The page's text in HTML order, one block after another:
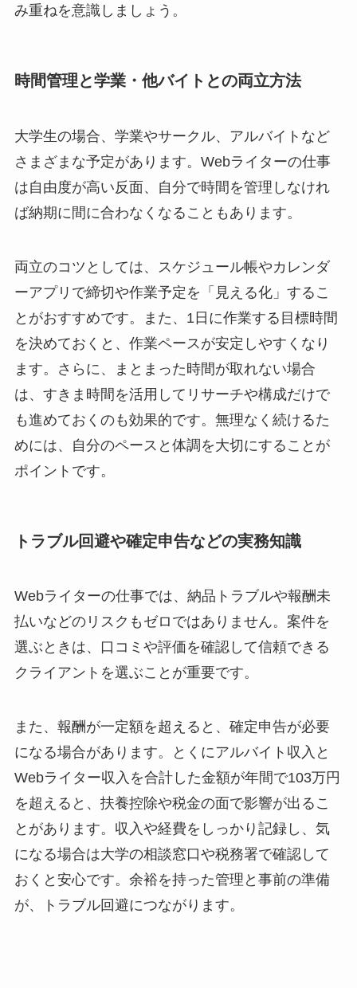
み重ねを意識しましょう。
時間管理と学業・他バイトとの両立方法
大学生の場合、学業やサークル、アルバイトなど
さまざまな予定があります。Webライターの仕事
は自由度が高い反面、自分で時間を管理しなけれ
ば納期に間に合わなくなることもあります。
両立のコツとしては、スケジュール帳やカレンダ
ーアプリで締切や作業予定を「見える化」するこ
とがおすすめです。また、1日に作業する目標時間
を決めておくと、作業ペースが安定しやすくなり
ます。さらに、まとまった時間が取れない場合
は、すきま時間を活用してリサーチや構成だけで
も進めておくのも効果的です。無理なく続けるた
めには、自分のペースと体調を大切にすることが
ポイントです。
トラブル回避や確定申告などの実務知識
Webライターの仕事では、納品トラブルや報酬未
払いなどのリスクもゼロではありません。案件を
選ぶときは、口コミや評価を確認して信頼できる
クライアントを選ぶことが重要です。
また、報酬が一定額を超えると、確定申告が必要
になる場合があります。とくにアルバイト収入と
Webライター収入を合計した金額が年間で103万円
を超えると、扶養控除や税金の面で影響が出るこ
とがあります。収入や経費をしっかり記録し、気
になる場合は大学の相談窓口や税務署で確認して
おくと安心です。余裕を持った管理と事前の準備
が、トラブル回避につながります。